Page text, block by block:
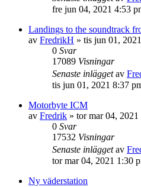
fre jun 04, 2021 4:53
Landings to the soundtrack
av FredrikH » tis jun 01,
0 Svar
17089 Visningar
Senaste inläggetav
tis jun 01, 2021 8:37
Motorbyte ICM
av Fredrik » tor mar 04,
0 Svar
17532 Visningar
Senaste inläggetav
tor mar 04, 2021 1:30
Ny väderstation